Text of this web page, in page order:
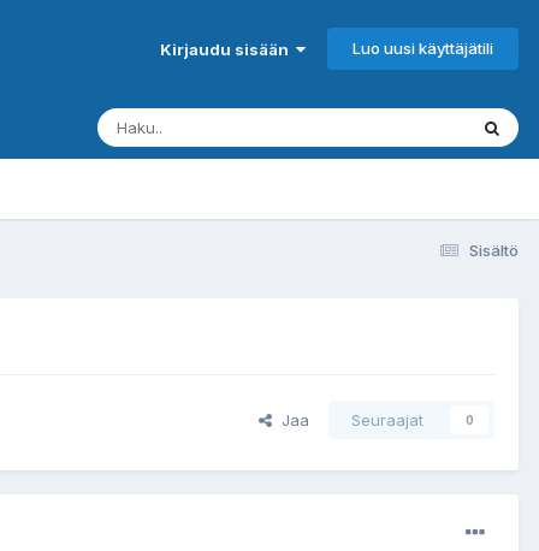
Kirjaudu sisään Luo uusi käyttäjätili
Sisältö
Jaa Seuraajat 0